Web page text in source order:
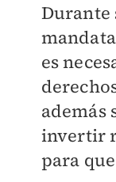
​Durante
es
además
invertir
para